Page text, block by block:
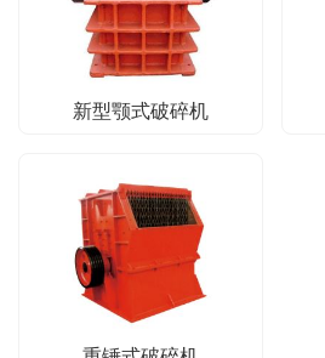
新型颚式破碎机